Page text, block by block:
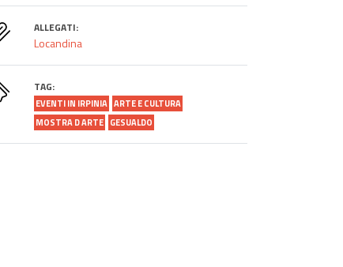
ALLEGATI:
Locandina
TAG:
EVENTI IN IRPINIA ARTE E CULTURA
MOSTRA D ARTE GESUALDO